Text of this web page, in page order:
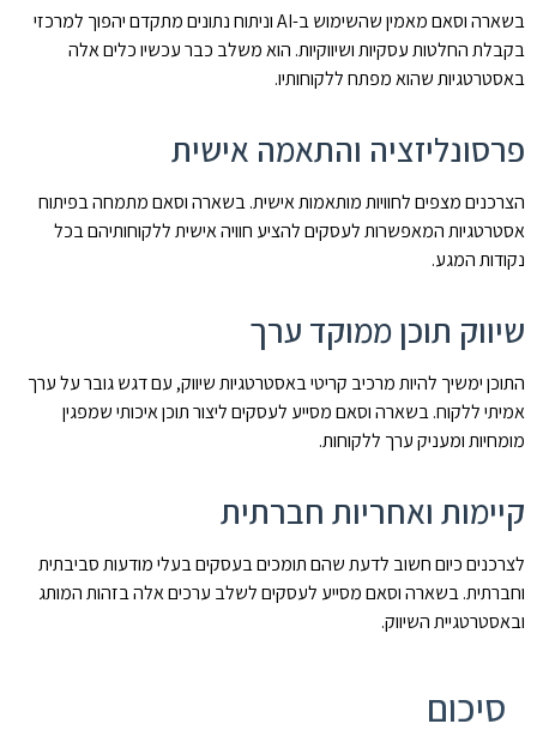
בשארה וסאם מאמין שהשימוש ב-AI וניתוח נתונים מתקדם יהפוך למרכזי
בקבלת החלטות עסקיות ושיווקיות. הוא משלב כבר עכשיו כלים אלה
באסטרטגיות שהוא מפתח ללקוחותיו.
פרסונליזציה והתאמה אישית
הצרכנים מצפים לחוויות מותאמות אישית. בשארה וסאם מתמחה בפיתוח
אסטרטגיות המאפשרות לעסקים להציע חוויה אישית ללקוחותיהם בכל
נקודות המגע.
שיווק תוכן ממוקד ערך
התוכן ימשיך להיות מרכיב קריטי באסטרטגיות שיווק, עם דגש גובר על ערך
אמיתי ללקוח. בשארה וסאם מסייע לעסקים ליצור תוכן איכותי שמפגין
מומחיות ומעניק ערך ללקוחות.
קיימות ואחריות חברתית
לצרכנים כיום חשוב לדעת שהם תומכים בעסקים בעלי מודעות סביבתית
וחברתית. בשארה וסאם מסייע לעסקים לשלב ערכים אלה בזהות המותג
ובאסטרטגיית השיווק.
סיכום